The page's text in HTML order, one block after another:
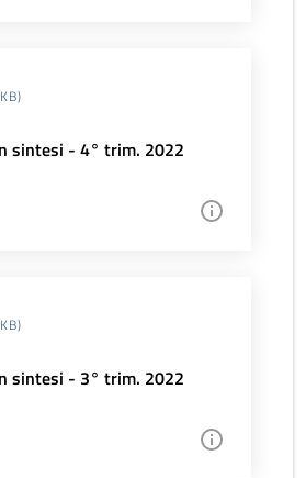
sintesi - 4° trim. 2022
sintesi - 3° trim. 2022